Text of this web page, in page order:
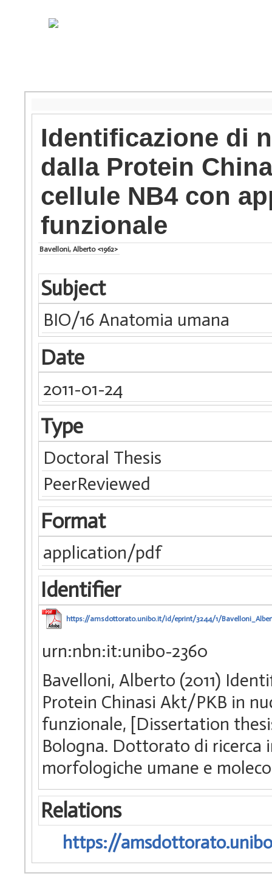
Identificazione di
dalla Protein
cellule NB4 con
funzionale
Bavelloni, Alberto <1962>
Subject
BIO/16 Anatomia umana
Date
2011-01-24
Type
Doctoral Thesis
PeerReviewed
Format
application/pdf
Identifier
https://amsdottorato.unibo.it/id/eprint/3244/1/
urn:nbn:it:unibo-2360
Bavelloni, Alberto (2011)
Protein Chinasi Akt/PKB in
funzionale, [Dissertation
Bologna. Dottorato di ricerca
morfologiche umane e
Relations
https://